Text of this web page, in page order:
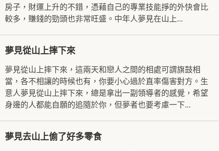
房子，財運上升的不錯，憑藉自己的專業技能掙的外快會比
較多，賺錢的勁頭也非常旺盛。中年人夢見在山上...
夢見從山上摔下來
夢見從山上摔下來，這兩天和戀人之間的相處可謂旗鼓相
當，各不相讓的時候也有，你要小心過於直率傷害對方。生
意人夢見從山上摔下來，總是拿出一副領導者的感覺，希望
身邊的人都能自願的追隨於你，但夢者也要考慮一下...
夢見去山上偷了好多零食